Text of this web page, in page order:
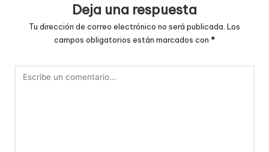
Deja una respuesta
Tu dirección de correo electrónico no será publicada. Los
campos obligatorios están marcados con *